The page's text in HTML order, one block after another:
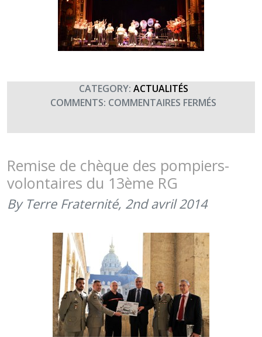
CATEGORY: ACTUALITÉS
COMMENTS: COMMENTAIRES FERMÉS
« LES
LA
Remise de chèque des pompiers-
volontaires du 13ème RG
By Terre Fraternité, 2nd avril 2014